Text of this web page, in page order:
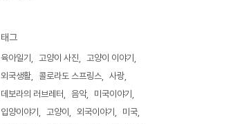
태그
육아일기 고양이 사진
고양이 이야기
외국생활
콜로라도 스프링스
사랑
데보라의 러브레터
음악
미국이야기
입양이야기
고양이 외국이야기
미국